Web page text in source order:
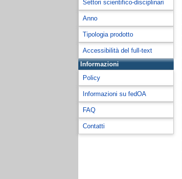
Settori scientifico-disciplinari
Anno
Tipologia prodotto
Accessibilità del full-text
Informazioni
Policy
Informazioni su fedOA
FAQ
Contatti